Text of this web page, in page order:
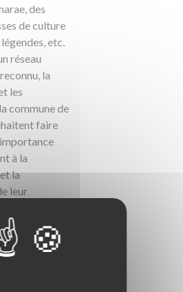
des
de culture
etc.
réseau
la
les
commune de
faire
à la
la
leur
de leur
aussi
un